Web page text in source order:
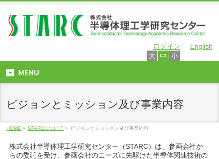
English
ログイン
小
中
大
MENU
ビジョンとミッション及び事業内容
HOME » STARCについて » ビジョンとミッション及び事業内容
株式会社半導体理工学研究センター（STARC）は、参画会社か
らの委託を受け、参画会社のニーズに先駆けた半導体関連技術の